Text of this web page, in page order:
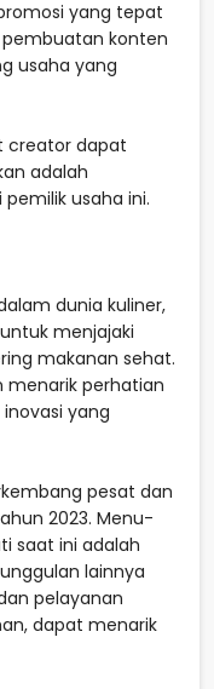
yang tepat
konten
usaha yang
creator dapat
adalah
usaha ini.
dunia kuliner,
menjajaki
makanan sehat.
menarik perhatian
yang
pesat dan
2023. Menu-
saat ini adalah
lainnya
pelayanan
dapat menarik